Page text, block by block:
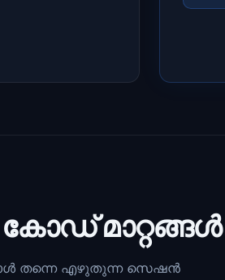
തന്നെ എഴുതുന്ന സെഷൻ